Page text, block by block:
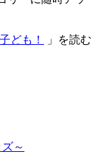
ども！ 」を読む
～